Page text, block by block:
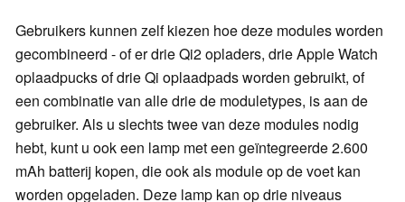
Gebruikers kunnen zelf kiezen hoe deze modules worden
gecombineerd - of er drie Qi2 opladers, drie Apple Watch
oplaadpucks of drie Qi oplaadpads worden gebruikt, of
een combinatie van alle drie de moduletypes, is aan de
gebruiker. Als u slechts twee van deze modules nodig
hebt, kunt u ook een lamp met een geïntegreerde 2.600
mAh batterij kopen, die ook als module op de voet kan
worden opgeladen. Deze lamp kan op drie niveaus